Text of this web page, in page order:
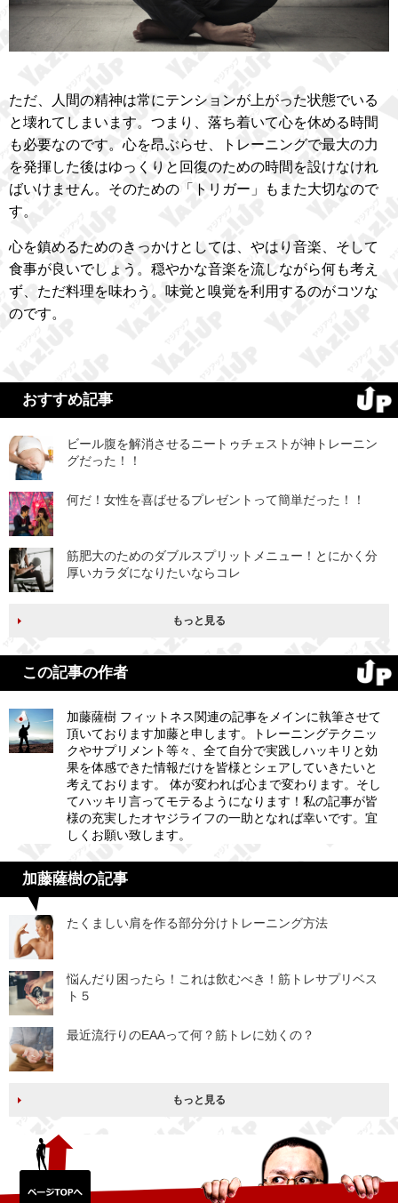
ただ、人間の精神は常にテンションが上がった状態でいる
と壊れてしまいます。つまり、落ち着いて心を休める時間
も必要なのです。心を昂ぶらせ、トレーニングで最大の力
を発揮した後はゆっくりと回復のための時間を設けなけれ
ばいけません。そのための「トリガー」もまた大切なので
す。
心を鎮めるためのきっかけとしては、やはり音楽、そして
食事が良いでしょう。穏やかな音楽を流しながら何も考え
ず、ただ料理を味わう。味覚と嗅覚を利用するのがコツな
のです。
おすすめ記事
ビール腹を解消させるニートゥチェストが神トレーニン
グだった！！
何だ！女性を喜ばせるプレゼントって簡単だった！！
筋肥大のためのダブルスプリットメニュー！とにかく分
厚いカラダになりたいならコレ
もっと見る
この記事の作者
加藤薩樹 フィットネス関連の記事をメインに執筆させて
頂いております加藤と申します。トレーニングテクニッ
クやサプリメント等々、全て自分で実践しハッキリと効
果を体感できた情報だけを皆様とシェアしていきたいと
考えております。 体が変われば心まで変わります。そし
てハッキリ言ってモテるようになります！私の記事が皆
様の充実したオヤジライフの一助となれば幸いです。宜
しくお願い致します。
加藤薩樹の記事
たくましい肩を作る部分分けトレーニング方法
悩んだり困ったら！これは飲むべき！筋トレサプリベス
ト５
最近流行りのEAAって何？筋トレに効くの？
もっと見る